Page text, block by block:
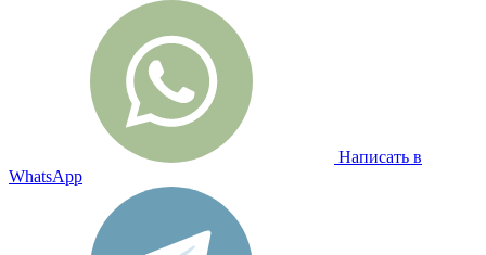
Написать в
WhatsApp